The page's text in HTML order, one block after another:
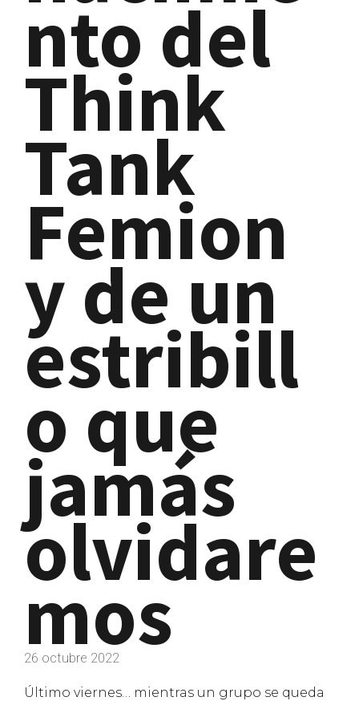
nto del
Think
Tank
Femion
y de un
estribill
o que
jamás
olvidare
mos
26 octubre 2022
Último viernes… mientras un grupo se queda